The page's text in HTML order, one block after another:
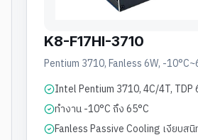
K8-F17HI-3710
Pentium 3710, Fanless 6W, -
Intel Pentium 3710, 4C/4T, TDP
ทำงาน -10°C ถึง 65°C
Fanless Passive Cooling เงียบสนิ